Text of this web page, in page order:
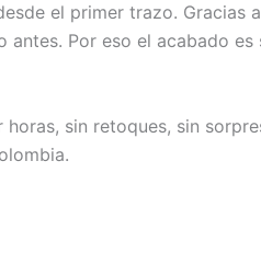
el primer trazo. Gracias
Por eso el acabado es
sin retoques, sin